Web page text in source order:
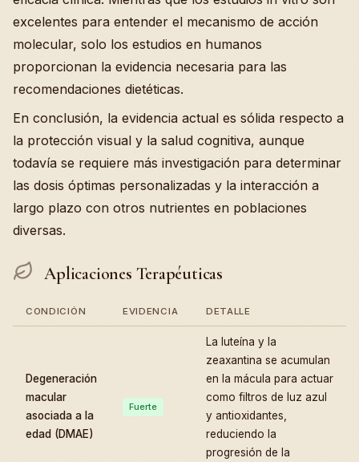
excelentes para entender el mecanismo de acción
molecular, solo los estudios en humanos
proporcionan la evidencia necesaria para las
recomendaciones dietéticas.
En conclusión, la evidencia actual es sólida respecto a
la protección visual y la salud cognitiva, aunque
todavía se requiere más investigación para determinar
las dosis óptimas personalizadas y la interacción a
largo plazo con otros nutrientes en poblaciones
diversas.
Aplicaciones Terapéuticas
CONDICIÓN EVIDENCIA DETALLE
Degeneración
macular
asociada a la
edad (DMAE)
Fuerte
La luteína y la
zeaxantina se acumulan
en la mácula para actuar
como filtros de luz azul
y antioxidantes,
reduciendo la
progresión de la